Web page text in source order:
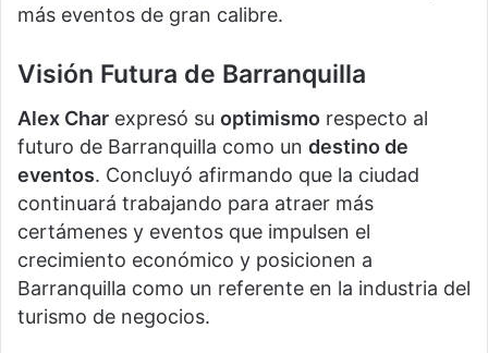
más eventos de gran calibre.
Visión Futura de Barranquilla
Alex Char expresó su optimismo respecto al
futuro de Barranquilla como un destino de
eventos. Concluyó afirmando que la ciudad
continuará trabajando para atraer más
certámenes y eventos que impulsen el
crecimiento económico y posicionen a
Barranquilla como un referente en la industria del
turismo de negocios.